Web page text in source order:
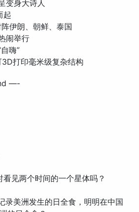
变身大诗人
起
伊朗、朝鲜、泰国
闹举行
嗨”
打印毫米级复杂结构
—-
看见两个时间的一个星体吗？
录美洲发生的日全食，明明在中国